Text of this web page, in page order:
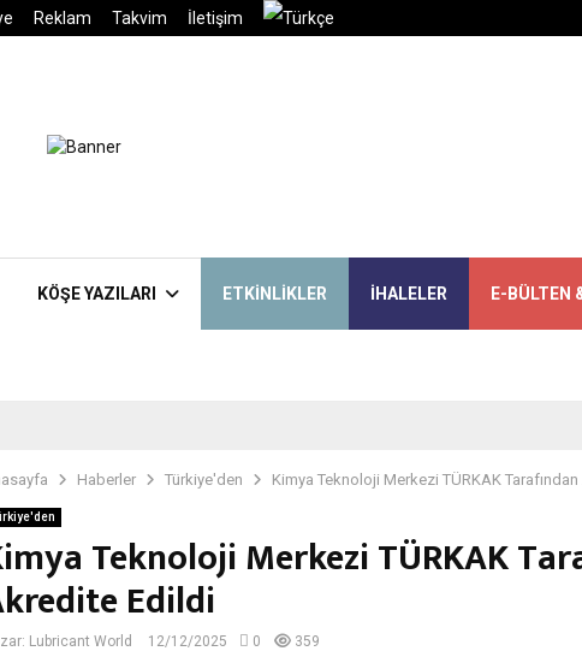
Reklam Takvim İletişim
KÖŞE YAZILARI ETKINLIKLER İHALELER E-BÜLTEN
Haberler Türkiye'den Kimya Teknoloji Merkezi TÜRKAK
Teknoloji Merkezi TÜRKAK
Edildi
Lubricant World 12/12/2025 0 359